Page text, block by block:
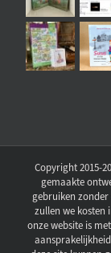
Copyright 2015-
gemaakte
gebruiken
zullen we kosten
onze website is